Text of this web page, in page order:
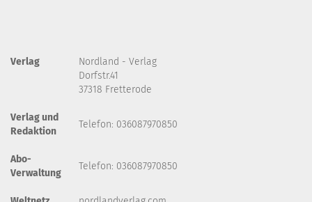
Verlag
Nordland - Verlag
Dorfstr.41
37318 Fretterode
Verlag und
Redaktion
Telefon: 036087970850
Abo-
Verwaltung
Telefon: 036087970850